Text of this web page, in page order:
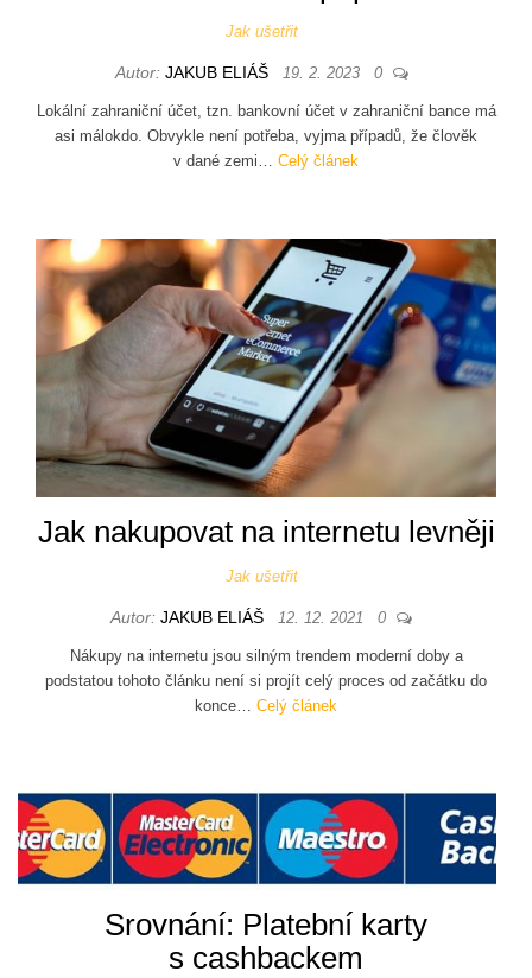
Jak ušetřit
Autor: JAKUB ELIÁŠ 19. 2. 2023 0
Lokální zahraniční účet, tzn. bankovní účet v zahraniční bance má
asi málokdo. Obvykle není potřeba, vyjma případů, že člověk
v dané zemi… Celý článek
Jak nakupovat na internetu levněji
Jak ušetřit
Autor: JAKUB ELIÁŠ 12. 12. 2021 0
Nákupy na internetu jsou silným trendem moderní doby a
podstatou tohoto článku není si projít celý proces od začátku do
konce… Celý článek
Srovnání: Platební karty
s cashbackem